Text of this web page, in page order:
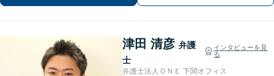
津田 清彦 弁護
士
インタビューを見
る
弁護士法人ＯＮＥ 下関オフィス